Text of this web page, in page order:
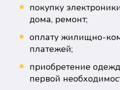
покупку
дома, ремонт;
оплату жилищно-
платежей;
приобретение
первой